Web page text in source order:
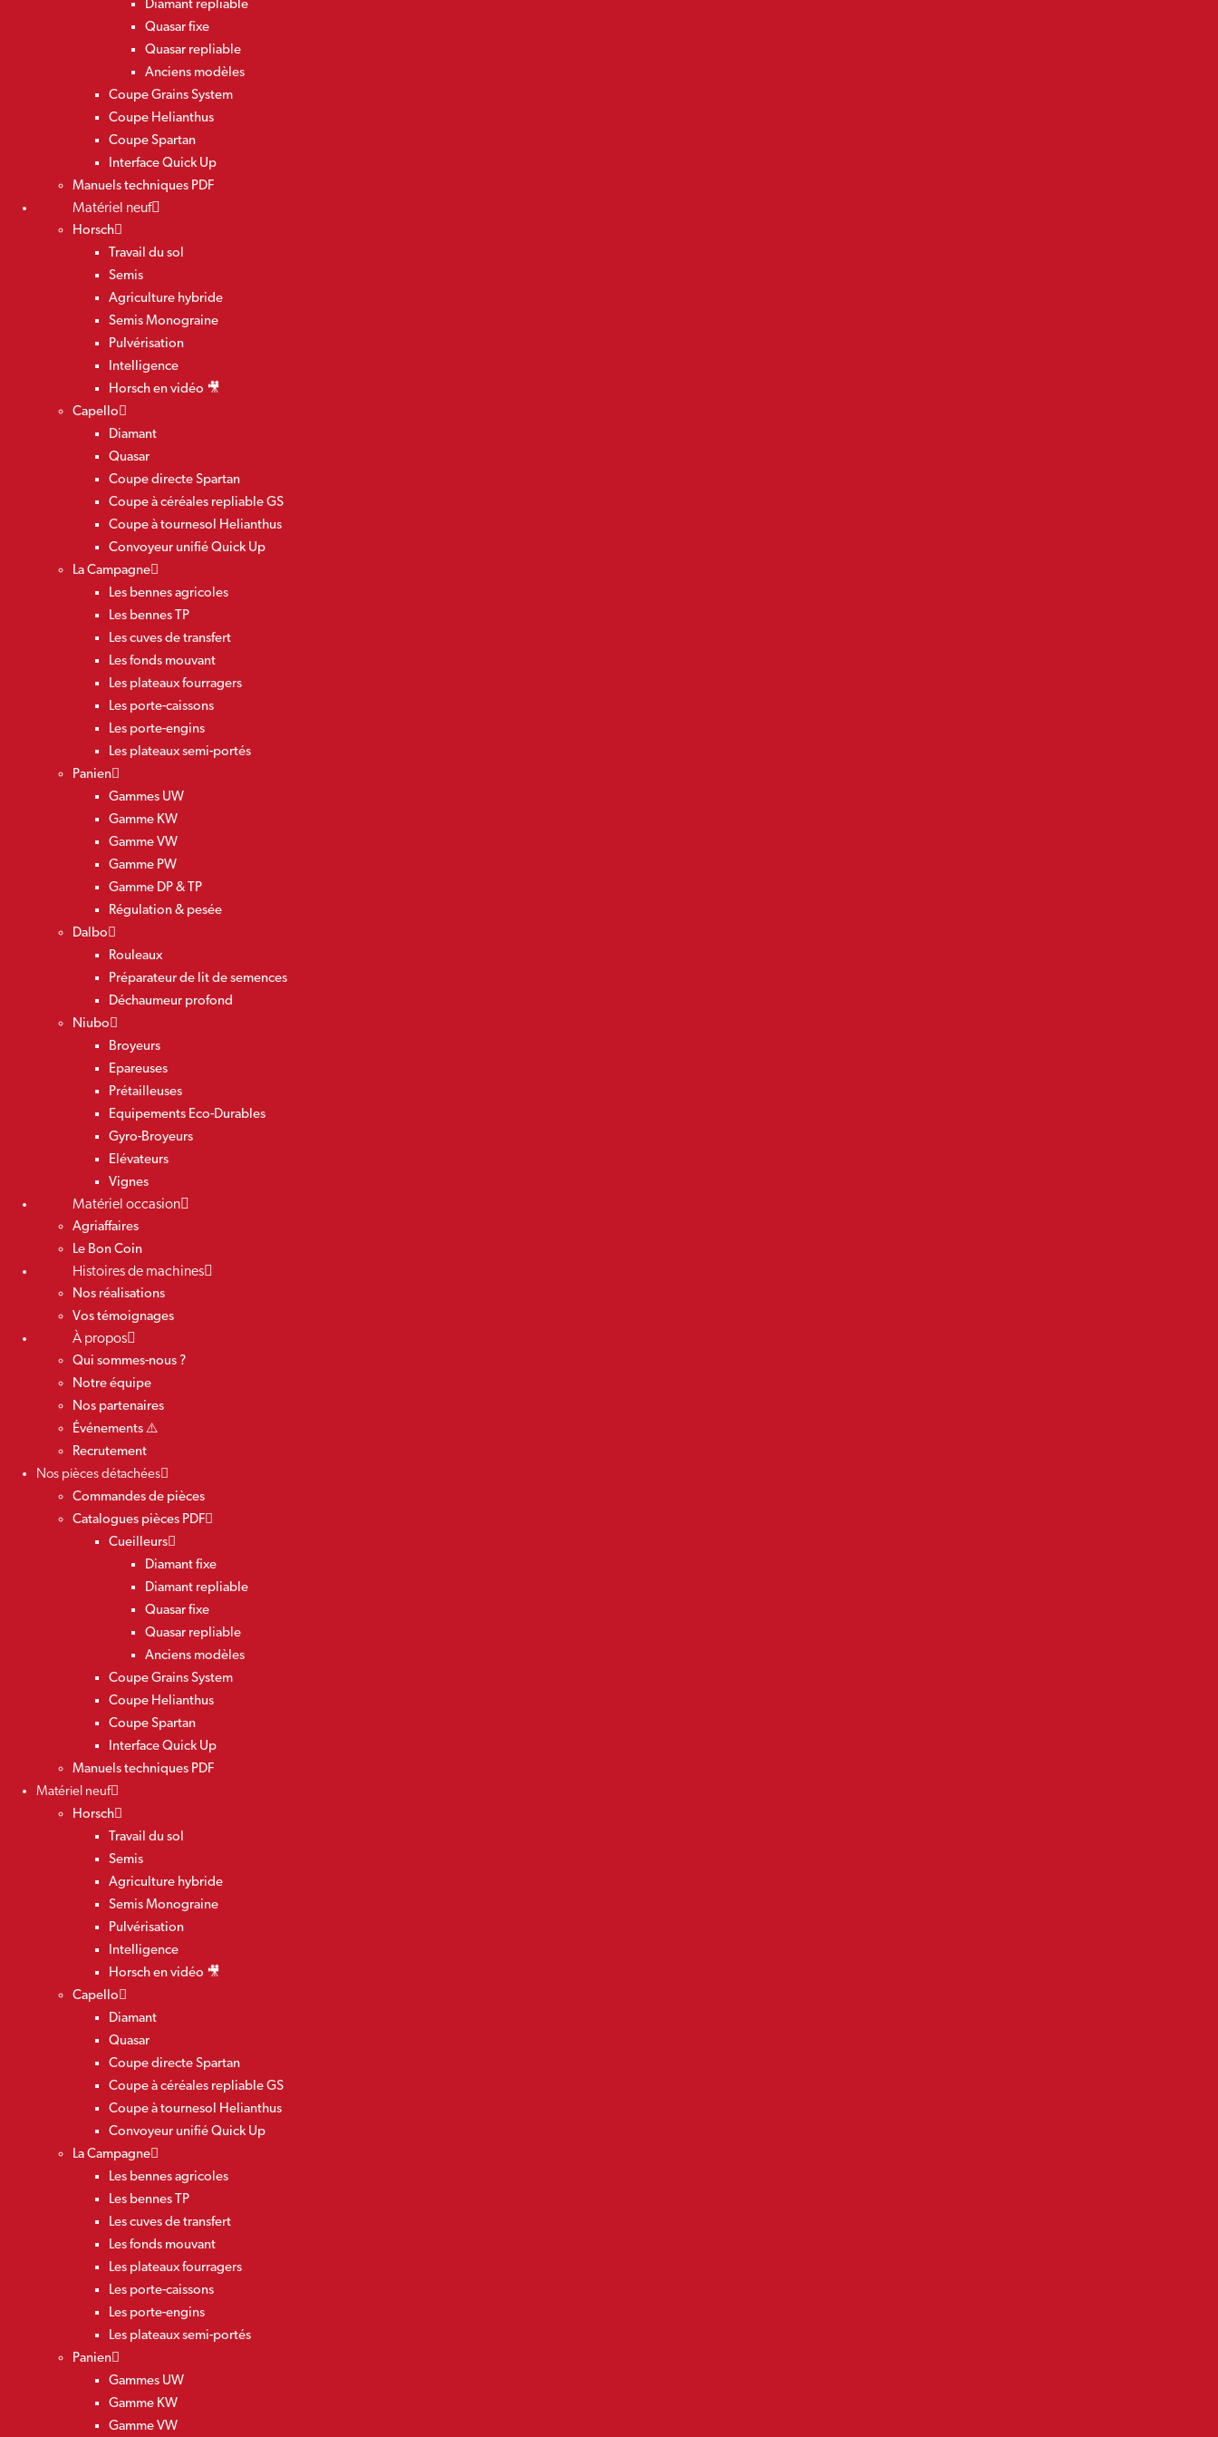
Diamant repliable
Quasar fixe
Quasar repliable
Anciens modèles
Coupe Grains System
Coupe Helianthus
Coupe Spartan
Interface Quick Up
Manuels techniques PDF
Matériel neuf
Horsch
Travail du sol
Semis
Agriculture hybride
Semis Monograine
Pulvérisation
Intelligence
Horsch en vidéo 🎥
Capello
Diamant
Quasar
Coupe directe Spartan
Coupe à céréales repliable GS
Coupe à tournesol Helianthus
Convoyeur unifié Quick Up
La Campagne
Les bennes agricoles
Les bennes TP
Les cuves de transfert
Les fonds mouvant
Les plateaux fourragers
Les porte-caissons
Les porte-engins
Les plateaux semi-portés
Panien
Gammes UW
Gamme KW
Gamme VW
Gamme PW
Gamme DP & TP
Régulation & pesée
Dalbo
Rouleaux
Préparateur de lit de semences
Déchaumeur profond
Niubo
Broyeurs
Epareuses
Prétailleuses
Equipements Eco-Durables
Gyro-Broyeurs
Elévateurs
Vignes
Matériel occasion
Agriaffaires
Le Bon Coin
Histoires de machines
Nos réalisations
Vos témoignages
À propos
Qui sommes-nous ?
Notre équipe
Nos partenaires
Événements ⚠️
Recrutement
Nos pièces détachées
Commandes de pièces
Catalogues pièces PDF
Cueilleurs
Diamant fixe
Diamant repliable
Quasar fixe
Quasar repliable
Anciens modèles
Coupe Grains System
Coupe Helianthus
Coupe Spartan
Interface Quick Up
Manuels techniques PDF
Matériel neuf
Horsch
Travail du sol
Semis
Agriculture hybride
Semis Monograine
Pulvérisation
Intelligence
Horsch en vidéo 🎥
Capello
Diamant
Quasar
Coupe directe Spartan
Coupe à céréales repliable GS
Coupe à tournesol Helianthus
Convoyeur unifié Quick Up
La Campagne
Les bennes agricoles
Les bennes TP
Les cuves de transfert
Les fonds mouvant
Les plateaux fourragers
Les porte-caissons
Les porte-engins
Les plateaux semi-portés
Panien
Gammes UW
Gamme KW
Gamme VW